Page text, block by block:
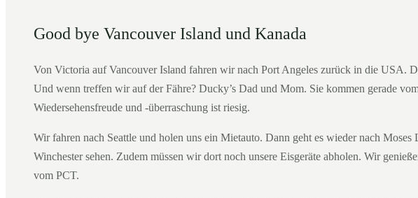
Good bye Vancouver Island und Kanada
Von Victoria auf Vancouver Island fahren wir nach Port Angeles zurück in die USA.
Und wenn treffen wir auf der Fähre? Ducky’s Dad und Mom. Sie kommen gerade
Wiedersehensfreude und -überraschung ist riesig.
Wir fahren nach Seattle und holen uns ein Mietauto. Dann geht es wieder nach
Winchester sehen. Zudem müssen wir dort noch unsere Eisgeräte abholen. Wir
vom PCT.